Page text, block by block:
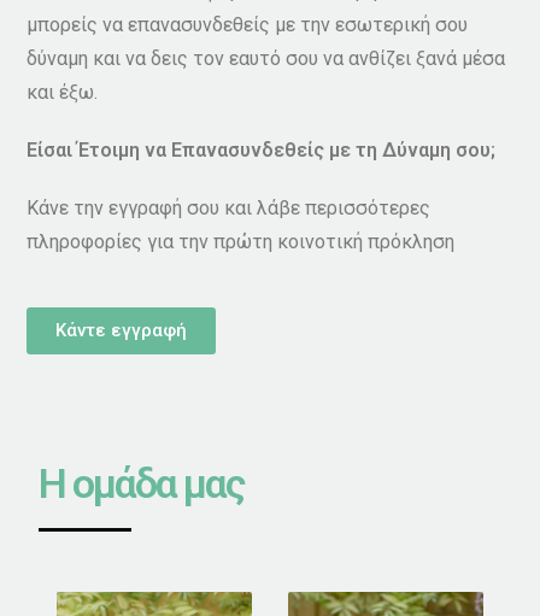
μπορείς να επανασυνδεθείς με την εσωτερική σου
δύναμη και να δεις τον εαυτό σου να ανθίζει ξανά μέσα
και έξω.
Είσαι Έτοιμη να Επανασυνδεθείς με τη Δύναμη σου;
Κάνε την εγγραφή σου και λάβε περισσότερες
πληροφορίες για την πρώτη κοινοτική πρόκληση
Κάντε εγγραφή
Η ομάδα μας